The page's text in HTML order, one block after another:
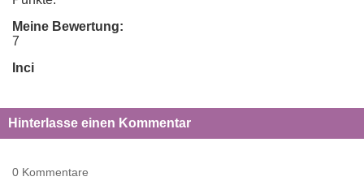
Meine Bewertung:
7
Inci
Hinterlasse einen Kommentar
0 Kommentare